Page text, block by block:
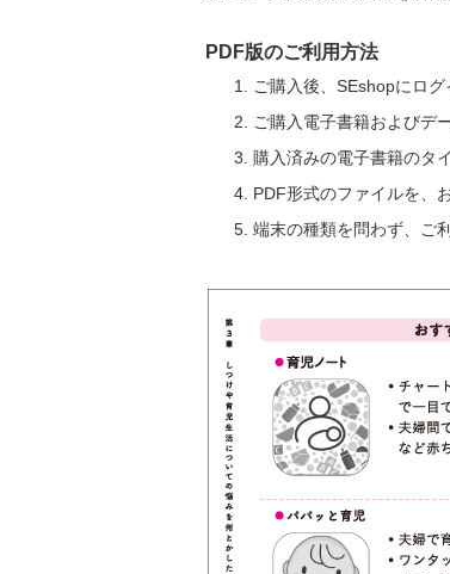
PDF版のご利用方法
ご購入後、SEshopにログ
ご購入電子書籍およびデ
購入済みの電子書籍のタ
PDF形式のファイルを、
端末の種類を問わず、ご